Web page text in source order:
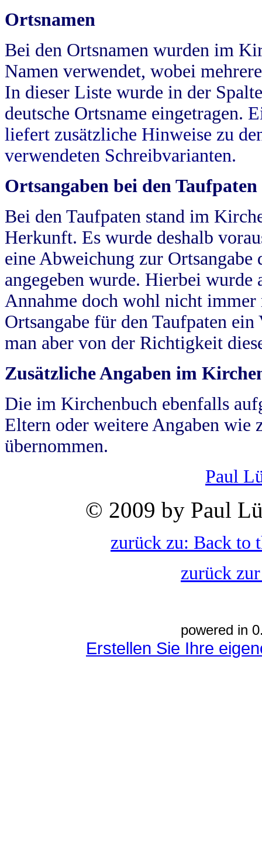
Ortsnamen
Bei den Ortsnamen wurden im
Namen verwendet, wobei
In dieser Liste wurde in der
deutsche Ortsname eingetragen.
liefert zusätzliche Hinweise zu
verwendeten Schreibvarianten.
Ortsangaben bei den Taufpaten
Bei den Taufpaten stand im
Herkunft. Es wurde deshalb
eine Abweichung zur
angegeben wurde. Hierbei wurde
Annahme doch wohl nicht
Ortsangabe für den Taufpaten
man aber von der Richtigkeit
Zusätzliche Angaben im
Die im Kirchenbuch ebenfalls
Eltern oder weitere Angaben wie
übernommen.
Paul
© 2009 by Paul
zurück zu: Back to
zurück
powered in
Erstellen Sie Ihre